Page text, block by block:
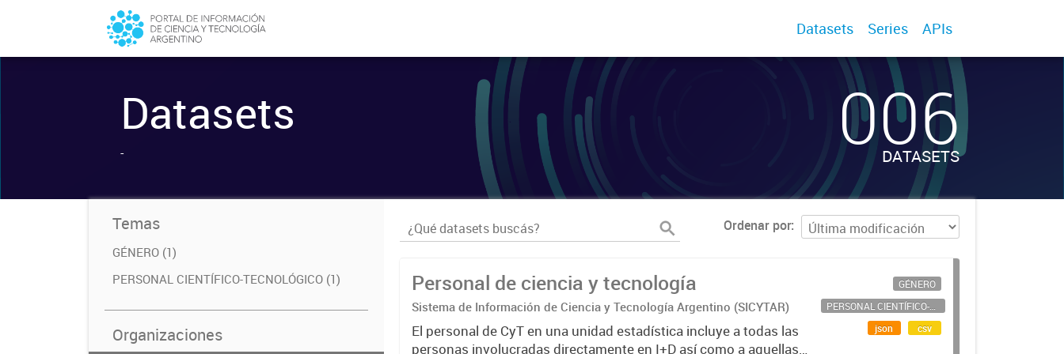
Datasets Series APIs
Datasets
- 006
DATASETS
Temas
GÉNERO (1)
PERSONAL CIENTÍFICO-TECNOLÓGICO (1)
Organizaciones
Ordenar por
Personal de ciencia y tecnología
Sistema de Información de Ciencia y Tecnología Argentino (SICYTAR)
El personal de CyT en una unidad estadística incluye a todas las
personas involucradas directamente en I+D así como a aquellas
GÉNERO
PERSONAL CIENTÍFICO-TECNOLÓGICO
json
csv